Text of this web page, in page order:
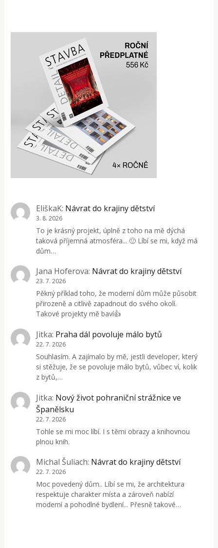
EliškaK: Návrat do krajiny dětství
3. 8. 2026
To je krásný projekt, úplně z toho na mě dýchá
taková příjemná atmosféra... 🙂 Líbí se mi, když má
dům…
Jana Hoferova: Návrat do krajiny dětství
23. 7. 2026
Pěkný příklad toho, že moderní dům může působit
přirozeně a citlivě zapadnout do svého okolí.
Takové projekty mě baví👍
Jitka: Praha dál povoluje málo bytů
22. 7. 2026
Souhlasím. A zajímalo by mě, jestli developer, který
si stěžuje, že se povoluje málo bytů, vůbec ví, kolik
z bytů,…
Jitka: Nový život pohraniční strážnice ve
Španělsku
22. 7. 2026
Tohle se mi moc líbí. I s těmi obrazy a knihovnou
plnou knih.
Michal Šuliach: Návrat do krajiny dětství
22. 7. 2026
Moc povedený dům.. Líbí se mi, že architektura
respektuje charakter místa a zároveň nabízí
moderní a pohodlné bydlení... Přesně takové…